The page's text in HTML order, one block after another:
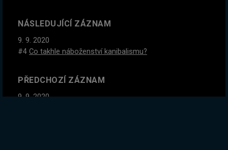
NÁSLEDUJÍCÍ ZÁZNAM
9. 9. 2020
#4 Co takhle náboženství kanibalismu?
PŘEDCHOZÍ ZÁZNAM
9. 9. 2020